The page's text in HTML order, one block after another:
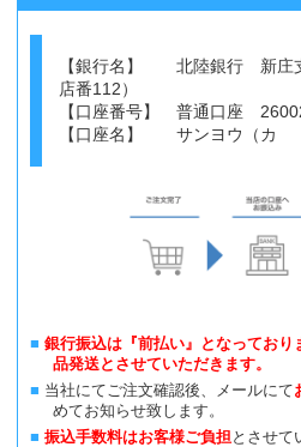
【銀行名】 北陸銀行 新庄支
店番112）
【口座番号】 普通口座
【口座名】 サンヨウ（カ
銀行振込は『前払い』となっており
品発送とさせていただきます。
当社にてご注文確認後、メールにて
めてお知らせ致します。
振込手数料はお客様ご負担とさせて